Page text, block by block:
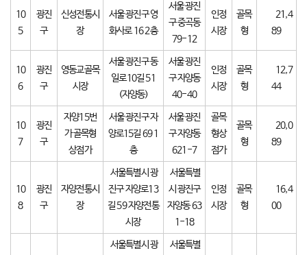
10
5
광진
구
신성전통시
장
서울 광진구 영
화사로 16 2층
서울 광진
구 중곡동
79-12
인정
시장
골목
형
21,4
89
10
6
광진
구
영동교골목
시장
서울 광진구 동
일로10길 51
(자양동)
서울 광진
구 자양동
40-40
인정
시장
골목
형
12,7
44
10
7
광진
구
자양15번
가 골목형
상점가
서울 광진구 자
양로15길 69 1
층
서울 광진
구 자양동
621-7
골목
형상
점가
골목
형
20,0
89
10
8
광진
구
자양전통시
장
서울특별시 광
진구 자양로13
길 59 자양전통
시장
서울특별
시 광진구
자양동 63
1-18
인정
시장
골목
형
16,4
00
서울특별시 광
서울특별